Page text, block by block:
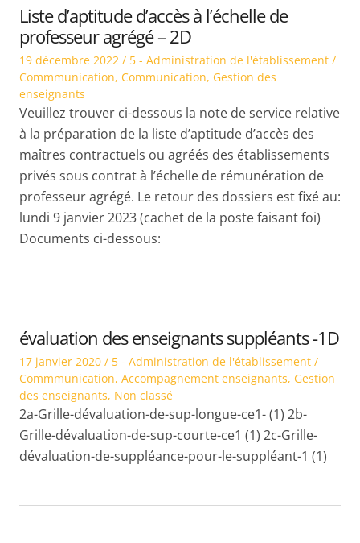
Liste d’aptitude d’accès à l’échelle de
professeur agrégé – 2D
Posted
on
19 décembre 2022
Posted
in
5 - Administration de l'établissement /
Commmunication, Communication, Gestion des
enseignants
Veuillez trouver ci-dessous la note de service relative
à la préparation de la liste d’aptitude d’accès des
maîtres contractuels ou agréés des établissements
privés sous contrat à l’échelle de rémunération de
professeur agrégé. Le retour des dossiers est fixé au:
lundi 9 janvier 2023 (cachet de la poste faisant foi)
Documents ci-dessous:
évaluation des enseignants suppléants -1D
Posted
on
17 janvier 2020
Posted
in
5 - Administration de l'établissement /
Commmunication, Accompagnement enseignants, Gestion
des enseignants, Non classé
2a-Grille-dévaluation-de-sup-longue-ce1- (1) 2b-
Grille-dévaluation-de-sup-courte-ce1 (1) 2c-Grille-
dévaluation-de-suppléance-pour-le-suppléant-1 (1)